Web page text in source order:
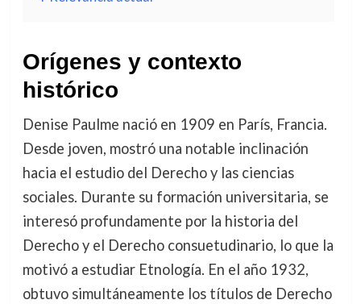
Orígenes y contexto
histórico
Denise Paulme nació en 1909 en París, Francia.
Desde joven, mostró una notable inclinación
hacia el estudio del Derecho y las ciencias
sociales. Durante su formación universitaria, se
interesó profundamente por la historia del
Derecho y el Derecho consuetudinario, lo que la
motivó a estudiar Etnología. En el año 1932,
obtuvo simultáneamente los títulos de Derecho